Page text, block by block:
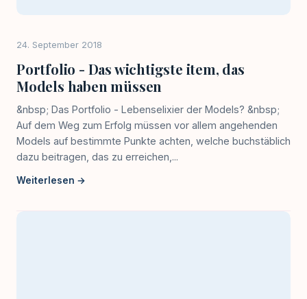
24. September 2018
Portfolio - Das wichtigste item, das
Models haben müssen
&nbsp; Das Portfolio - Lebenselixier der Models? &nbsp;
Auf dem Weg zum Erfolg müssen vor allem angehenden
Models auf bestimmte Punkte achten, welche buchstäblich
dazu beitragen, das zu erreichen,...
Weiterlesen →